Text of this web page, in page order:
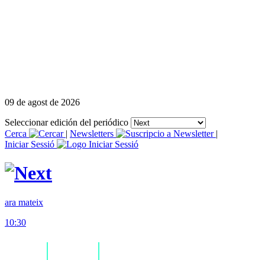
09 de agost de 2026
Seleccionar edición del periódico
Cerca
| Newsletters
|
Iniciar Sessió
ara mateix
10:30